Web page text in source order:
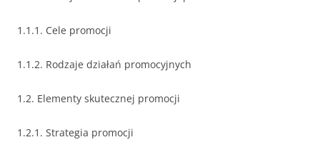
1.1.1. Cele promocji
1.1.2. Rodzaje działań promocyjnych
1.2. Elementy skutecznej promocji
1.2.1. Strategia promocji